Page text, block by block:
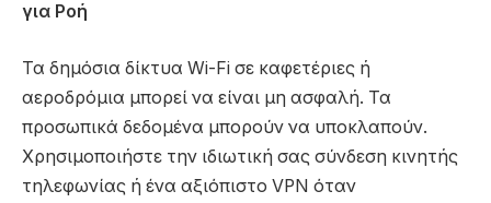
για Ροή
Τα δημόσια δίκτυα Wi-Fi σε καφετέριες ή
αεροδρόμια μπορεί να είναι μη ασφαλή. Τα
προσωπικά δεδομένα μπορούν να υποκλαπούν.
Χρησιμοποιήστε την ιδιωτική σας σύνδεση κινητής
τηλεφωνίας ή ένα αξιόπιστο VPN όταν